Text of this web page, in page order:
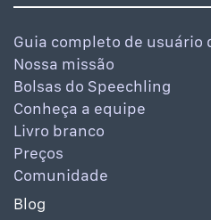
Guia completo de usuário
Nossa missão
Bolsas do Speechling
Conheça a equipe
Livro branco
Preços
Comunidade
Blog